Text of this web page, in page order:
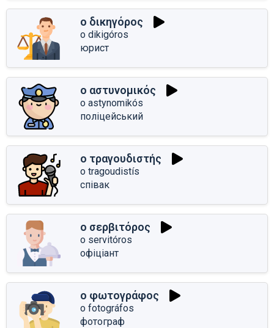
ο δικηγόρος
o dikigóros
юрист
ο αστυνομικός
o astynomikós
поліцейський
ο τραγουδιστής
o tragoudistís
співак
ο σερβιτόρος
o servitóros
офіціант
ο φωτογράφος
o fotográfos
фотограф